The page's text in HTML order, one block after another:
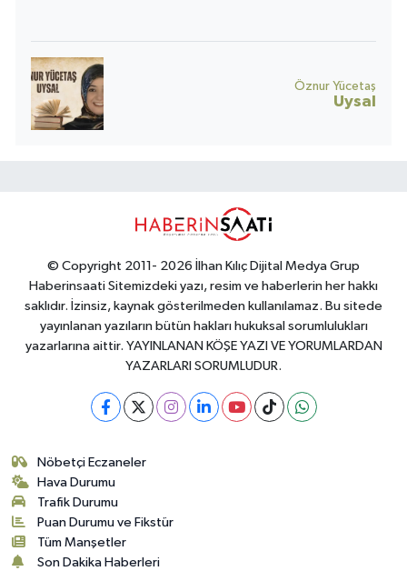
Öznur Yücetaş
Uysal
© Copyright 2011- 2026 İlhan Kılıç Dijital Medya Grup
Haberinsaati Sitemizdeki yazı, resim ve haberlerin her hakkı
saklıdır. İzinsiz, kaynak gösterilmeden kullanılamaz. Bu sitede
yayınlanan yazıların bütün hakları hukuksal sorumlulukları
yazarlarına aittir. YAYINLANAN KÖŞE YAZI VE YORUMLARDAN
YAZARLARI SORUMLUDUR.
Nöbetçi Eczaneler
Hava Durumu
Trafik Durumu
Puan Durumu ve Fikstür
Tüm Manşetler
Son Dakika Haberleri